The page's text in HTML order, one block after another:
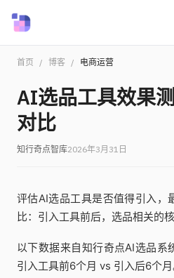
首页 / 博客 / 电商运营
AI选品工具效果
对比
知行奇点智库2026年3月31日
评估AI选品工具是否值得引入，
比：引入工具前后，选品相关的
以下数据来自知行奇点AI选品系
引入工具前6个月 vs 引入后6个月